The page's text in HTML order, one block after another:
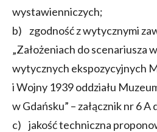
wystawienniczych;
b) zgodność z wytycznymi
„Założeniach do scenariusza
wytycznych ekspozycyjnych
i Wojny 1939 oddziału
w Gdańsku” – załącznik nr 6 A
c) jakość techniczna